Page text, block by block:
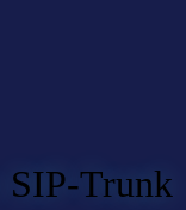
SIP-Trunk